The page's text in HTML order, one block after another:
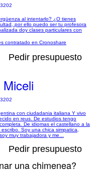
al intentarlo? ¿O tienes
por ello puedo ser tu profesora
doy clases particulares con
contratado en Cronoshare
Pedir presupuesto
con ciudadania italiana Y vivo
en reus. De estudios tengo
De idiomas el castellano a la
Soy una chica simpatica,
muy trabajadora y me...
Pedir presupuesto
una chimenea?